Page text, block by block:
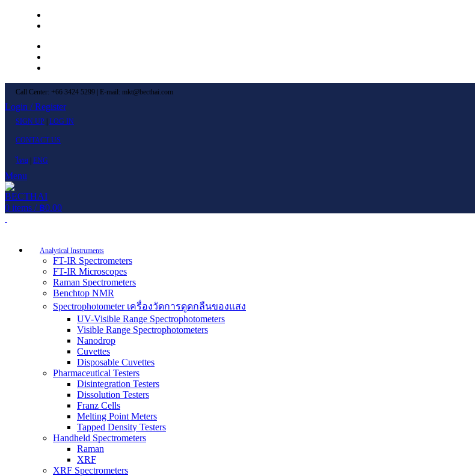
Call Center: +66 3424 5299 | E-mail: mkt@becthai.com
Login / Register
SIGN UP LOG IN
CONTACT US
ไทย ENG
Menu
0 items / ฿0.00
Analytical Instruments
FT-IR Spectrometers
FT-IR Microscopes
Raman Spectrometers
Benchtop NMR
Spectrophotometer เครื่องวัดการดูดกลืนของแสง
UV-Visible Range Spectrophotometers
Visible Range Spectrophotometers
Nanodrop
Cuvettes
Disposable Cuvettes
Pharmaceutical Testers
Disintegration Testers
Dissolution Testers
Franz Cells
Melting Point Meters
Tapped Density Testers
Handheld Spectrometers
Raman
XRF
XRF Spectrometers